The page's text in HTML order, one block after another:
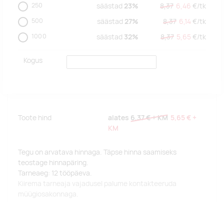
250 säästad 23% 8,37 6,46 €/tk
500 säästad 27% 8,37 6,14 €/tk
1000 säästad 32% 8,37 5,65 €/tk
Kogus
Toote hind alates 6,37 €+ KM 5,65 € +
KM
Tegu on arvatava hinnaga. Täpse hinna saamiseks
teostage hinnapäring.
Tarneaeg: 12 tööpäeva.
Kiirema tarneaja vajadusel palume kontakteeruda
müügiosakonnaga.